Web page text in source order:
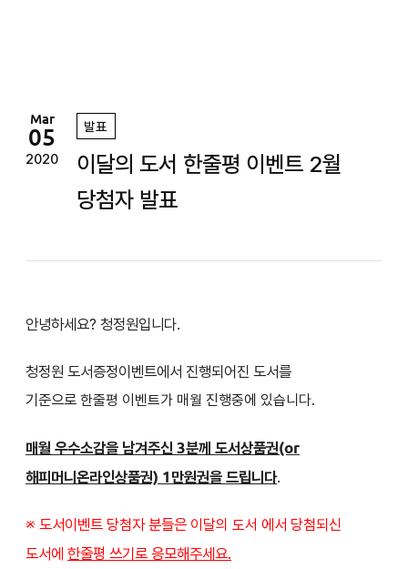
Mar
05
2020
발표
이달의 도서 한줄평 이벤트 2월
당첨자 발표
안녕하세요? 청정원입니다.
청정원 도서증정이벤트에서 진행되어진 도서를
기준으로 한줄평 이벤트가 매월 진행중에 있습니다.
매월 우수소감을 남겨주신 3분께 도서상품권(or
해피머니온라인상품권) 1만원권을 드립니다.
※ 도서이벤트 당첨자 분들은 이달의 도서 에서 당첨되신
도서에 한줄평 쓰기로 응모해주세요.